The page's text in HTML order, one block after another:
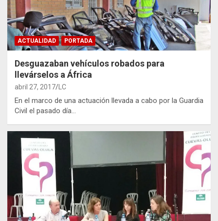
ACTUALIDAD PORTADA
Desguazaban vehículos robados para
llevárselos a África
abril 27, 2017 LC
En el marco de una actuación llevada a cabo por la Guardia
Civil el pasado día…